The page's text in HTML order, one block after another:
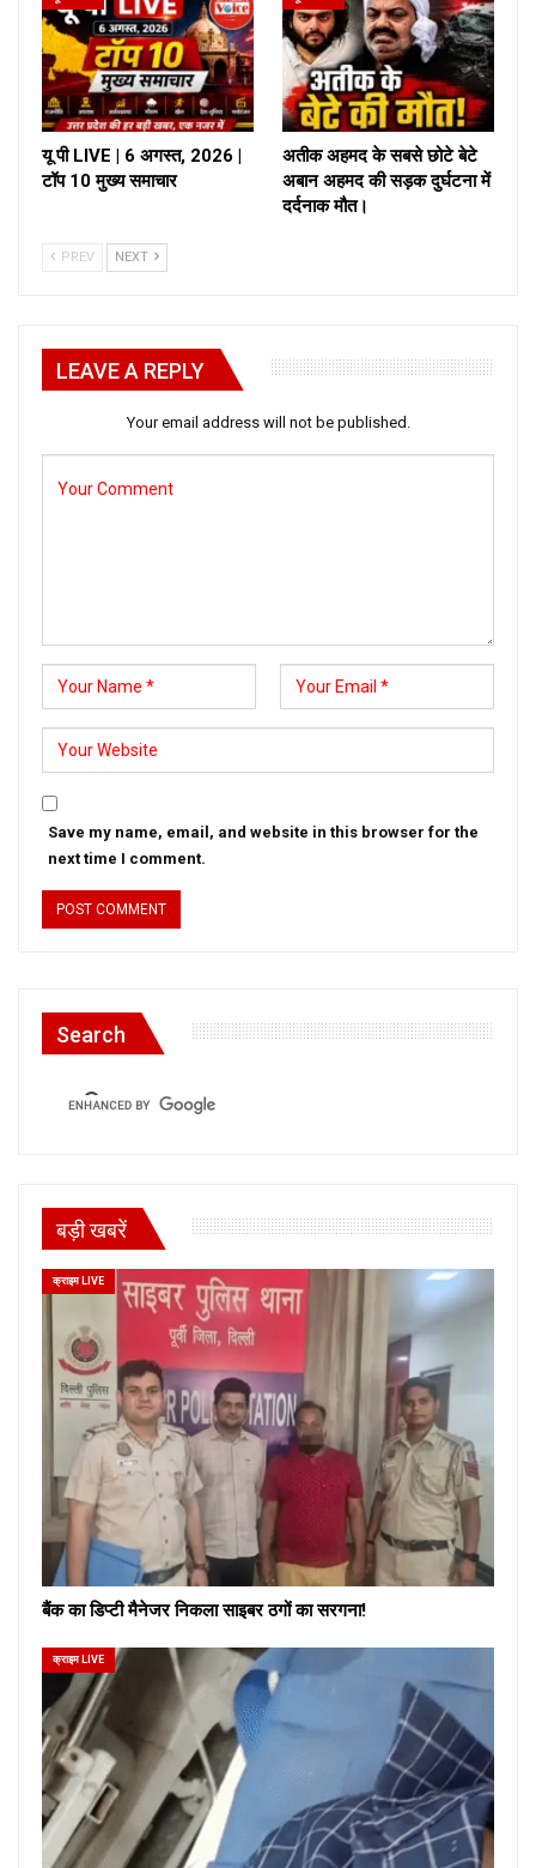
यू पी LIVE | 6 अगस्त, 2026 |
टॉप 10 मुख्य समाचार
अतीक अहमद के सबसे छोटे बेटे
अबान अहमद की सड़क दुर्घटना में
दर्दनाक मौत।
PREV NEXT
LEAVE A REPLY
Your email address will not be published.
Save my name, email, and website in this browser for the
next time I comment.
Search
बड़ी खबरें
क्राइम LIVE
बैंक का डिप्टी मैनेजर निकला साइबर ठगों का सरगना!
क्राइम LIVE